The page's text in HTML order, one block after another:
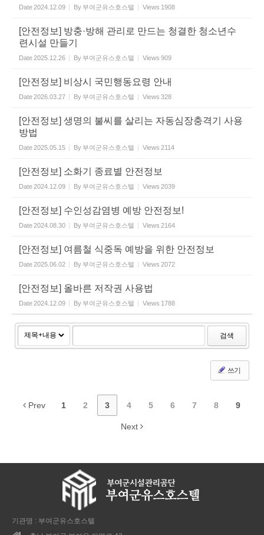
Date2024.12.09 By 부여군유스호스텔 Views 1908
[안전정보] 방충·방해 관리로 만드는 청결한 청소년수
련시설 만들기
Date2025.12.26 By 부여군유스호스텔 Views 909
[안전정보] 비상시 국민행동요령 안내
Date2026.03.27 By 부여군유스호스텔 Views 328
[안전정보] 생명의 불씨를 살리는 자동심장충격기 사용
방법
Date2025.05.15 By 부여군유스호스텔 Views 2114
[안전정보] 소화기 종료별 안전정보
Date2024.12.09 By 부여군유스호스텔 Views 2039
[안전정보] 수인성감염병 예방 안전정보!
Date2024.08.30 By 부여군유스호스텔 Views 2164
[안전정보] 여름철 식중독 예방을 위한 안전정보
Date2025.06.02 By 부여군유스호스텔 Views 2072
[안전정보] 올바른 저작권 사용법
Date2024.12.09 By 부여군유스호스텔 Views 1788
검색
쓰기
Prev 1 2 3 4 5 6 7 8 9
Next
기관명 : 부여군유스호스텔